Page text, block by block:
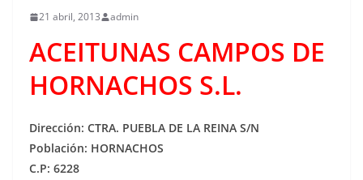
21 abril, 2013 admin
ACEITUNAS CAMPOS DE
HORNACHOS S.L.
Dirección: CTRA. PUEBLA DE LA REINA S/N
Población: HORNACHOS
C.P: 6228